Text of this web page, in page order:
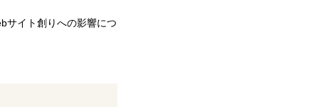
サイト創りへの影響につ